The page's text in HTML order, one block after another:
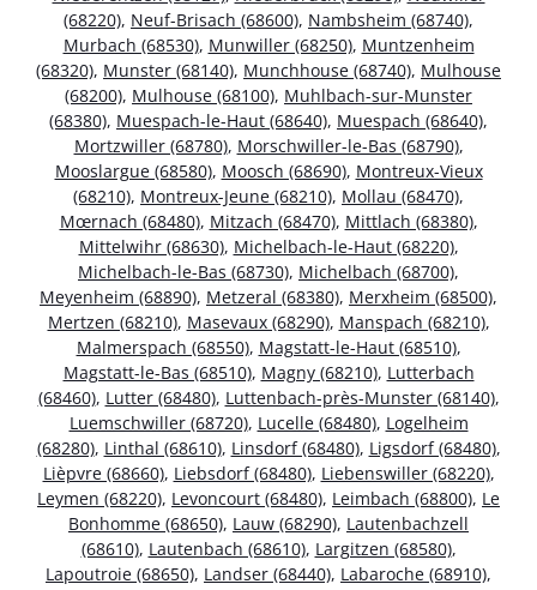
(68220), Neuf-Brisach (68600), Nambsheim (68740),
Murbach (68530), Munwiller (68250), Muntzenheim
(68320), Munster (68140), Munchhouse (68740), Mulhouse
(68200), Mulhouse (68100), Muhlbach-sur-Munster
(68380), Muespach-le-Haut (68640), Muespach (68640),
Mortzwiller (68780), Morschwiller-le-Bas (68790),
Mooslargue (68580), Moosch (68690), Montreux-Vieux
(68210), Montreux-Jeune (68210), Mollau (68470),
Mœrnach (68480), Mitzach (68470), Mittlach (68380),
Mittelwihr (68630), Michelbach-le-Haut (68220),
Michelbach-le-Bas (68730), Michelbach (68700),
Meyenheim (68890), Metzeral (68380), Merxheim (68500),
Mertzen (68210), Masevaux (68290), Manspach (68210),
Malmerspach (68550), Magstatt-le-Haut (68510),
Magstatt-le-Bas (68510), Magny (68210), Lutterbach
(68460), Lutter (68480), Luttenbach-près-Munster (68140),
Luemschwiller (68720), Lucelle (68480), Logelheim
(68280), Linthal (68610), Linsdorf (68480), Ligsdorf (68480),
Lièpvre (68660), Liebsdorf (68480), Liebenswiller (68220),
Leymen (68220), Levoncourt (68480), Leimbach (68800), Le
Bonhomme (68650), Lauw (68290), Lautenbachzell
(68610), Lautenbach (68610), Largitzen (68580),
Lapoutroie (68650), Landser (68440), Labaroche (68910),